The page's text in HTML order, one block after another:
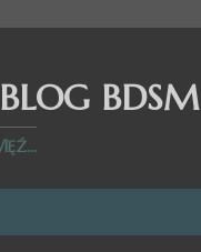
BDSM